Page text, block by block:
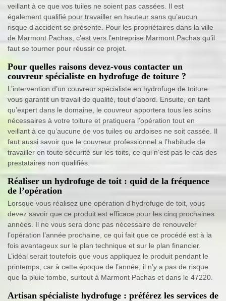
veillant à ce que vos tuiles ne soient pas cassées. Il est
également qualifié pour travailler en hauteur sans qu’aucun
risque d’accident se présente. Pour les propriétaires dans la ville
de Marmont Pachas, c’est vers l’entreprise Marmont Pachas qu’il
faut se tourner pour réussir ce projet.
Pour quelles raisons devez-vous contacter un
couvreur spécialiste en hydrofuge de toiture ?
L’intervention d’un couvreur spécialiste en hydrofuge de toiture
vous garantit un travail de qualité, tout d’abord. Ensuite, en tant
qu’expert dans le domaine, le couvreur apportera tous les soins
nécessaires à votre toiture et pratiquera l’opération tout en
veillant à ce qu’aucune de vos tuiles ou ardoises ne soit cassée. Il
faut aussi savoir que le couvreur professionnel a l’habitude de
travailler en toute sécurité sur les toits, ce qui n’est pas le cas des
prestataires non qualifiés.
Réaliser un hydrofuge de toit : quid de la fréquence
de l’opération
Lorsque vous réalisez une opération d’hydrofuge de toit, vous
devez savoir que ce produit est efficace pour les cinq prochaines
années. Il ne vous sera donc pas nécessaire de renouveler
l’opération l’année prochaine, ce qui fait que ce procédé est à la
fois avantageux sur le plan technique et sur le plan financier.
L’idéal serait toutefois que vous appliquez le produit pendant le
printemps, car à cette époque de l’année, il n’y a pas de risque
que la pluie tombe, surtout à Marmont Pachas et dans le 47220.
Artisan spécialiste hydrofuge : préférez les services de